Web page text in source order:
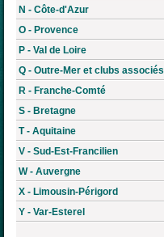
N - Côte-d'Azur
O - Provence
P - Val de Loire
Q - Outre-Mer et clubs associés
R - Franche-Comté
S - Bretagne
T - Aquitaine
V - Sud-Est-Francilien
W - Auvergne
X - Limousin-Périgord
Y - Var-Esterel